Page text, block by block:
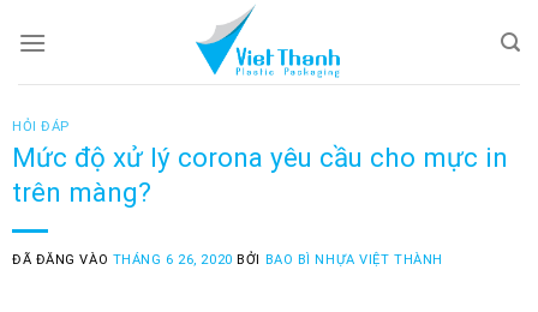
HỎI ĐÁP
Mức độ xử lý corona yêu cầu cho mực in
trên màng?
ĐÃ ĐĂNG VÀO THÁNG 6 26, 2020 BỞI BAO BÌ NHỰA VIỆT THÀNH